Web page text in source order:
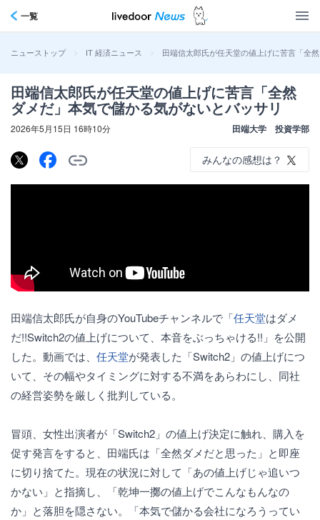
一覧
ニューストップ > IT 経済ニュース > 田端信太郎氏が任天堂の値上げに苦言「全
田端信太郎氏が任天堂の値上げに苦言「全然
ダメだ」本気で儲かる気がないとバッサリ
2026年5月15日 16時10分 田端大学 投資学部
みんなの感想は？
田端信太郎氏が自身のYouTubeチャンネルで「任天堂はダメ
だ!!Switch2の値上げについて、本音をぶっちゃける!!」を公開
した。動画では、 任天堂が発表した「Switch2」の値上げにつ
いて、その幅やタイミングに対する不満をあらわにし、同社
の経営姿勢を厳しく批判している。
冒頭、女性出演者が「Switch2」の値上げ決定に触れ、購入を
促す発言をすると、田端氏は「全然ダメだと思った」と即座
に切り捨てた。現在の状況に対して「あの値上げじゃ追いつ
かない」と指摘し、「乾坤一擲の値上げでこんなもんなの
か」と落胆を隠さない。「本気で儲かる会社になろうってい